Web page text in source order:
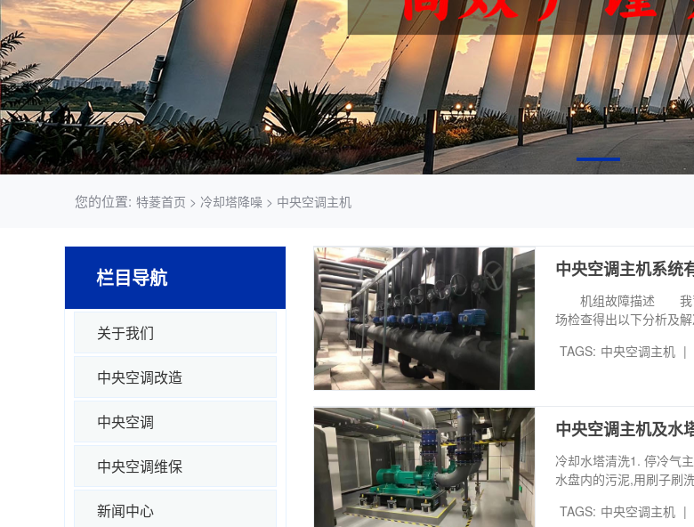
您的位置: 特菱首页 > 冷却塔降噪 > 中央空调主机
栏目导航
关于我们
中央空调改造
中央空调
中央空调维保
新闻中心
中央空调主机系统
机组故障描述 我司人
场检查得出以下分析
TAGS: 中央空调主机 |
中央空调主机及水
冷却水塔清洗1. 停冷气
水盘内的污泥,用刷子刷
TAGS: 中央空调主机 |